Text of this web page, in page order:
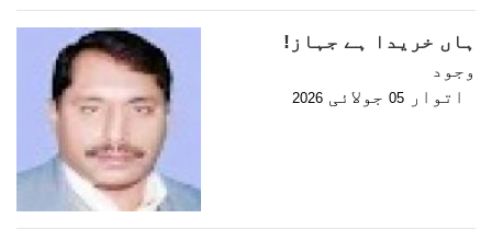
ہاں خریدا ہے جہاز!
وجود
اتوار 05 جولائی 2026